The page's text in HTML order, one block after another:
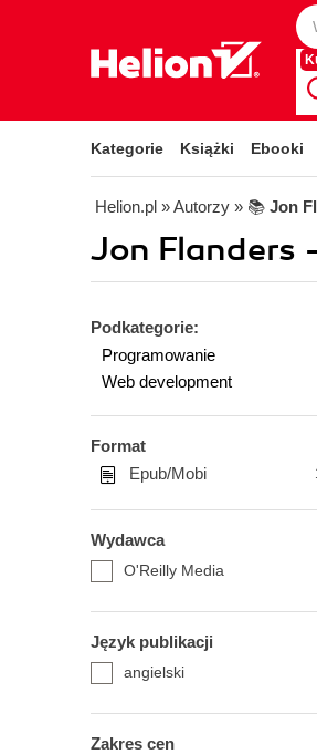
Kategorie Książki Ebooki
Helion.pl » Autorzy » 📚 Jon
Jon Flanders
Podkategorie:
Programowanie
Web development
Format
Epub/Mobi
Wydawca
O'Reilly Media
Język publikacji
angielski
Zakres cen